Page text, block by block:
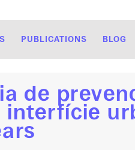
PUBLICATIONS BLOG
de
interfície